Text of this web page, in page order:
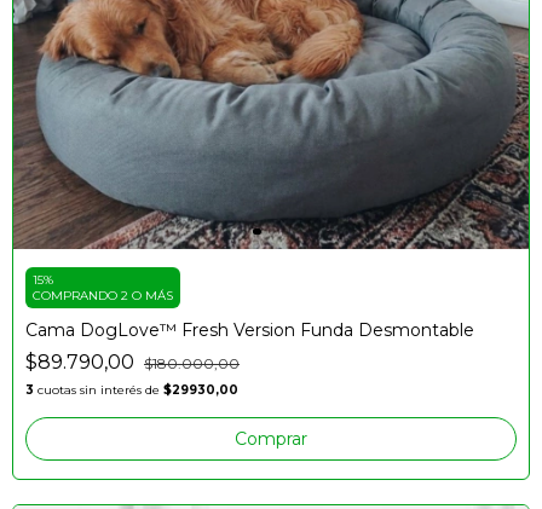
15%
COMPRANDO 2 O MÁS
Cama DogLove™️ Fresh Version Funda Desmontable
$89.790,00 $180.000,00
3 cuotas sin interés de $29930,00
Comprar